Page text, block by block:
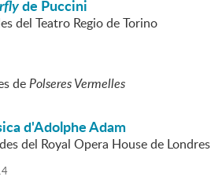
de Puccini
del Teatro Regio de Torino
dePolseres Vermelles
d'Adolphe Adam
del Royal Opera House de Londres